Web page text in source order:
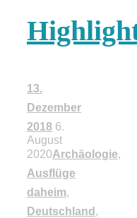
13.
Dezember
2018 6.
August
2020Archäologie,
Ausflüge
daheim,
Deutschland ,